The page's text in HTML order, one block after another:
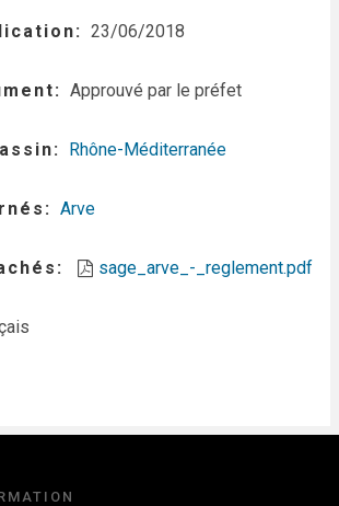
23/06/2018
Approuvé par le préfet
Rhône-Méditerranée
Arve
sage_arve_-_reglement.pdf